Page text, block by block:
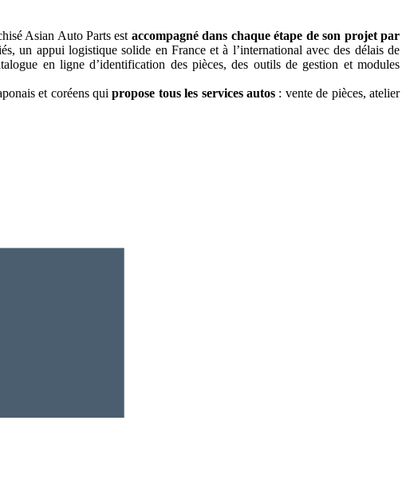
Asian Auto Parts est accompagné dans chaque étape de son projet par
un appui logistique solide en France et à l’international avec des délais de
en ligne d’identification des pièces, des outils de gestion et modules
et coréens quipropose tous les services autos : vente de pièces, atelier